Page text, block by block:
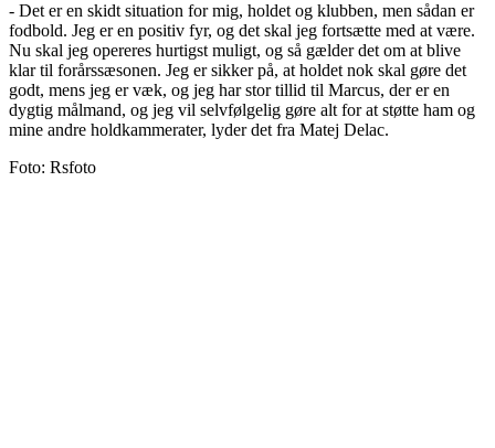
- Det er en skidt situation for mig, holdet og klubben, men sådan er
fodbold. Jeg er en positiv fyr, og det skal jeg fortsætte med at være.
Nu skal jeg opereres hurtigst muligt, og så gælder det om at blive
klar til forårssæsonen. Jeg er sikker på, at holdet nok skal gøre det
godt, mens jeg er væk, og jeg har stor tillid til Marcus, der er en
dygtig målmand, og jeg vil selvfølgelig gøre alt for at støtte ham og
mine andre holdkammerater, lyder det fra Matej Delac.
Foto: Rsfoto